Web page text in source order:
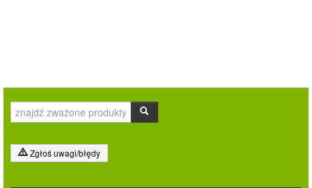
Zgłoś uwagi/błędy